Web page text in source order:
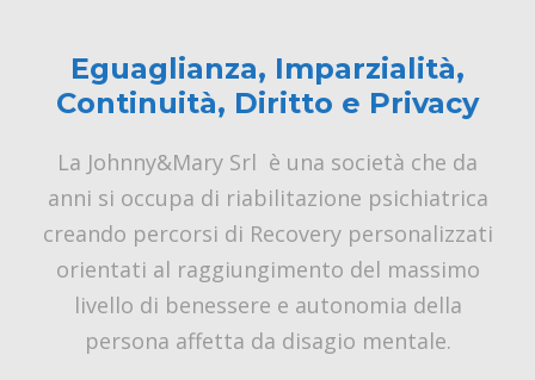
Eguaglianza, Imparzialità,
Continuità, Diritto e Privacy
La Johnny&Mary Srl è una società che da
anni si occupa di riabilitazione psichiatrica
creando percorsi di Recovery personalizzati
orientati al raggiungimento del massimo
livello di benessere e autonomia della
persona affetta da disagio mentale.